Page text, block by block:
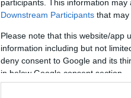
participants. This information
Downstream Participants that may
Please note that this website/app
information including but not
deny consent to Google and its
in below Google consent section.